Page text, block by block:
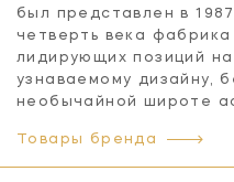
был представлен в
четверть века
лидирующих позиций
узнаваемому дизайну,
необычайной широте
Товары бренда